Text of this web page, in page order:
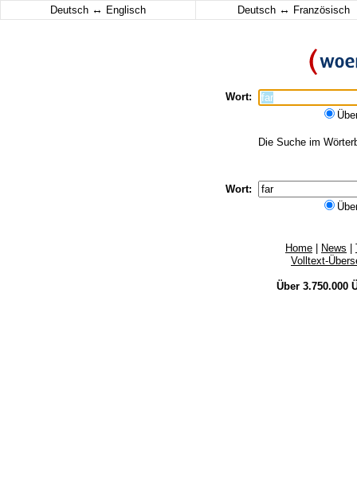
Deutsch ↔ Englisch Deutsch ↔ Französisch
Wort:
Die Suche im
Wort:
Home News
Volltext-
Über 3.750.000